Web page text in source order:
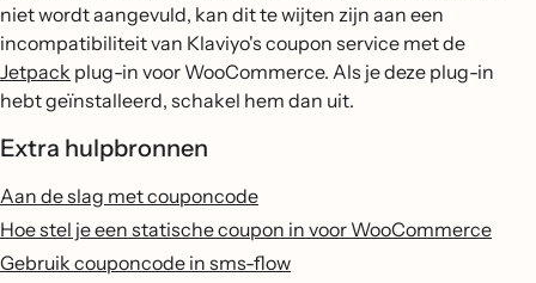
niet wordt aangevuld, kan dit te wijten zijn aan een
incompatibiliteit van Klaviyo's coupon service met de
Jetpack plug-in voor WooCommerce. Als je deze plug-in
hebt geïnstalleerd, schakel hem dan uit.
Extra hulpbronnen
Aan de slag met couponcode
Hoe stel je een statische coupon in voor WooCommerce
Gebruik couponcode in sms-flow